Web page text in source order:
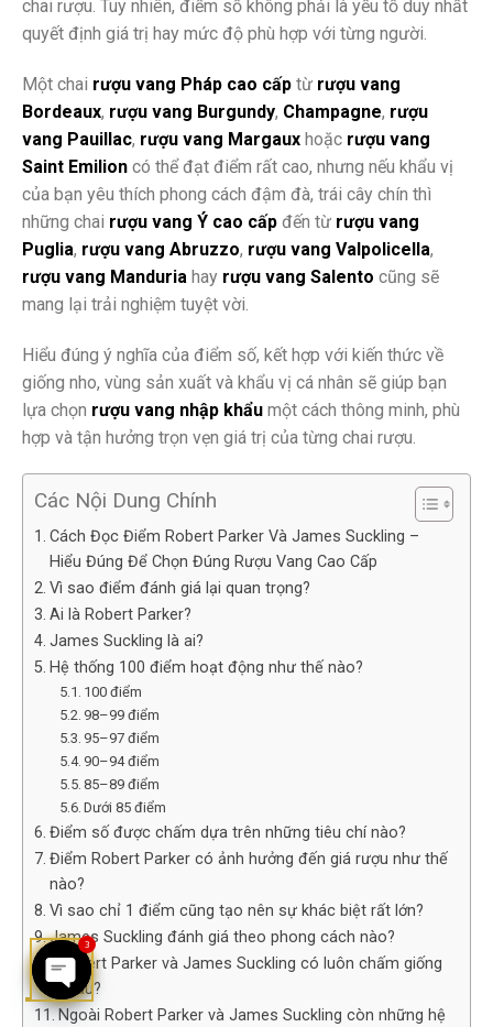
chai rượu. Tuy nhiên, điểm số không phải là yếu tố duy nhất
quyết định giá trị hay mức độ phù hợp với từng người.
Một chai rượu vang Pháp cao cấp từ rượu vang
Bordeaux, rượu vang Burgundy, Champagne, rượu
vang Pauillac, rượu vang Margaux hoặc rượu vang
Saint Emilion có thể đạt điểm rất cao, nhưng nếu khẩu vị
của bạn yêu thích phong cách đậm đà, trái cây chín thì
những chai rượu vang Ý cao cấp đến từ rượu vang
Puglia, rượu vang Abruzzo, rượu vang Valpolicella,
rượu vang Manduria hay rượu vang Salento cũng sẽ
mang lại trải nghiệm tuyệt vời.
Hiểu đúng ý nghĩa của điểm số, kết hợp với kiến thức về
giống nho, vùng sản xuất và khẩu vị cá nhân sẽ giúp bạn
lựa chọn rượu vang nhập khẩu một cách thông minh, phù
hợp và tận hưởng trọn vẹn giá trị của từng chai rượu.
Các Nội Dung Chính
Cách Đọc Điểm Robert Parker Và James Suckling –
Hiểu Đúng Để Chọn Đúng Rượu Vang Cao Cấp
Vì sao điểm đánh giá lại quan trọng?
Ai là Robert Parker?
James Suckling là ai?
Hệ thống 100 điểm hoạt động như thế nào?
100 điểm
98–99 điểm
95–97 điểm
90–94 điểm
85–89 điểm
Dưới 85 điểm
Điểm số được chấm dựa trên những tiêu chí nào?
Điểm Robert Parker có ảnh hưởng đến giá rượu như thế
nào?
Vì sao chỉ 1 điểm cũng tạo nên sự khác biệt rất lớn?
James Suckling đánh giá theo phong cách nào?
Robert Parker và James Suckling có luôn chấm giống
nhau?
Ngoài Robert Parker và James Suckling còn những hệ
OPEN
3